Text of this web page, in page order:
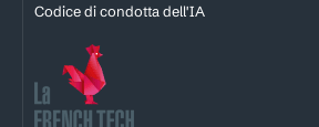
Codice di condotta dell'IA